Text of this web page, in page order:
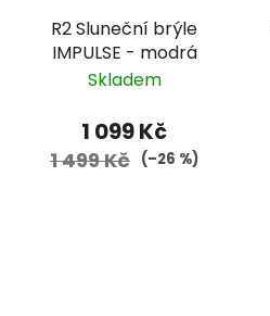
R2 Sluneční brýle
IMPULSE - modrá
Skladem
1 099 Kč
1 499 Kč (–26 %)